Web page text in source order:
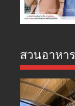
สวนอาหา